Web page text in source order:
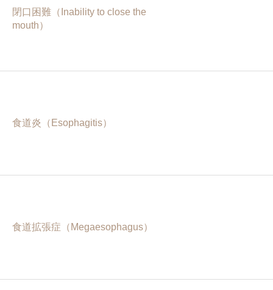
閉口困難（Inability to close the
mouth）
食道炎（Esophagitis）
食道拡張症（Megaesophagus）